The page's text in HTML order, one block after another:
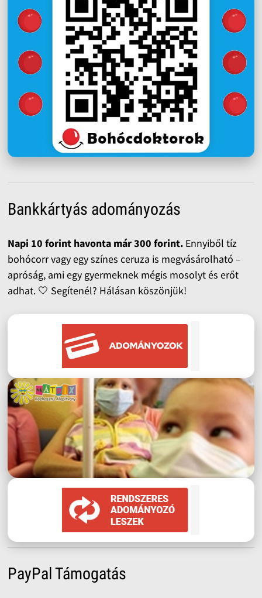
Bankkártyás adományozás
Napi 10 forint havonta már 300 forint.Ennyiből tíz
bohócorr vagy egy színes ceruza is megvásárolható –
apróság, ami egy gyermeknek mégis mosolyt és erőt
adhat. 🤍 Segítenél? Hálásan köszönjük!
PayPal Támogatás